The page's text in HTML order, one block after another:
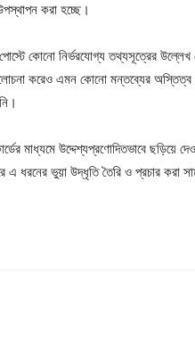
করা হচ্ছে।
কোনো নির্ভরযোগ্য তথ্যসূত্রের
করেও এমন কোনো মন্তব্যের অস্তিত্ব
মাধ্যমে উদ্দেশ্যপ্রণোদিতভাবে ছড়িয়ে
ধরনের ভুয়া উদ্ধৃতি তৈরি ও প্রচার করা